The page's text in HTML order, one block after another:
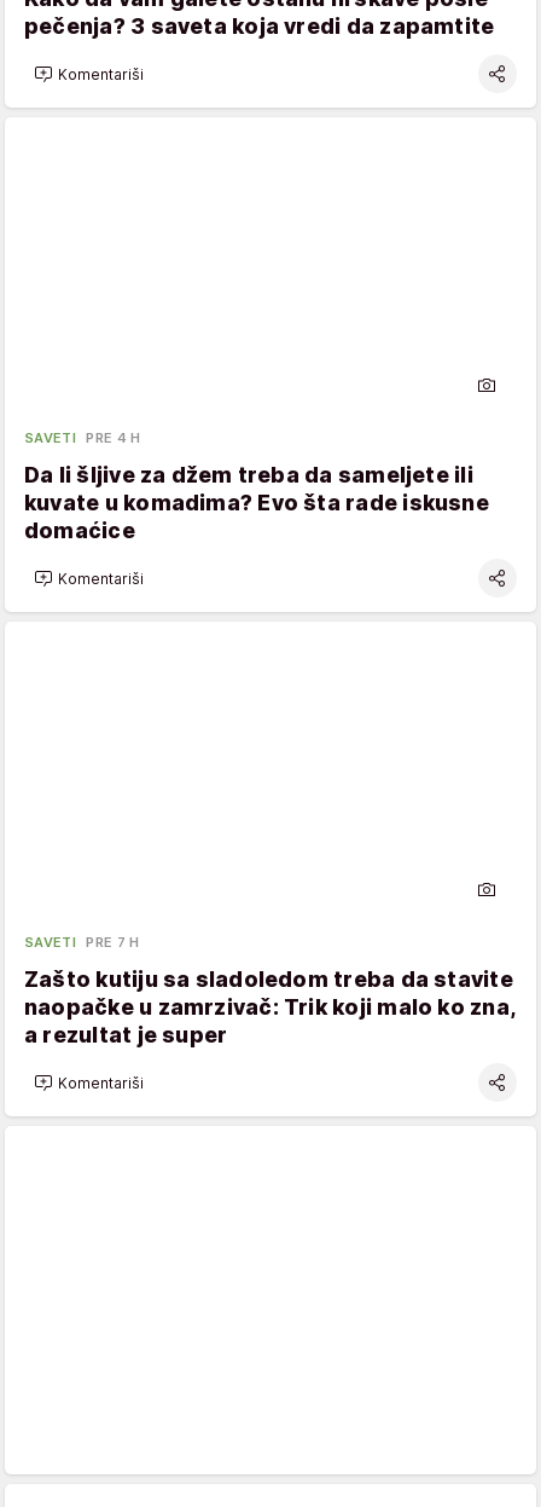
pečenja? 3 saveta koja vredi da zapamtite
Komentariši
SAVETI PRE 4 H
Da li šljive za džem treba da sameljete ili
kuvate u komadima? Evo šta rade iskusne
domaćice
Komentariši
SAVETI PRE 7 H
Zašto kutiju sa sladoledom treba da stavite
naopačke u zamrzivač: Trik koji malo ko zna,
a rezultat je super
Komentariši